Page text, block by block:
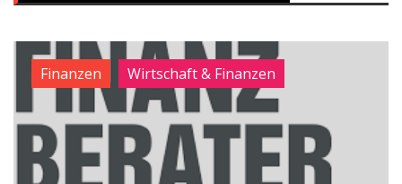
Finanzen Wirtschaft & Finanzen